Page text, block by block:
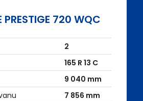
PRESTIGE 720 WQC
2
165 R 13 C
9 040 mm
7 856 mm